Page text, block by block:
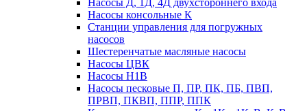
Насосы Д, 1Д, 4Д двухстороннего входа
Насосы консольные К
Станции управления для погружных
насосов
Шестеренчатые масляные насосы
Насосы ЦВК
Насосы Н1В
Насосы песковые П, ПР, ПК, ПБ, ПВП,
ПРВП, ПКВП, ППР, ППК